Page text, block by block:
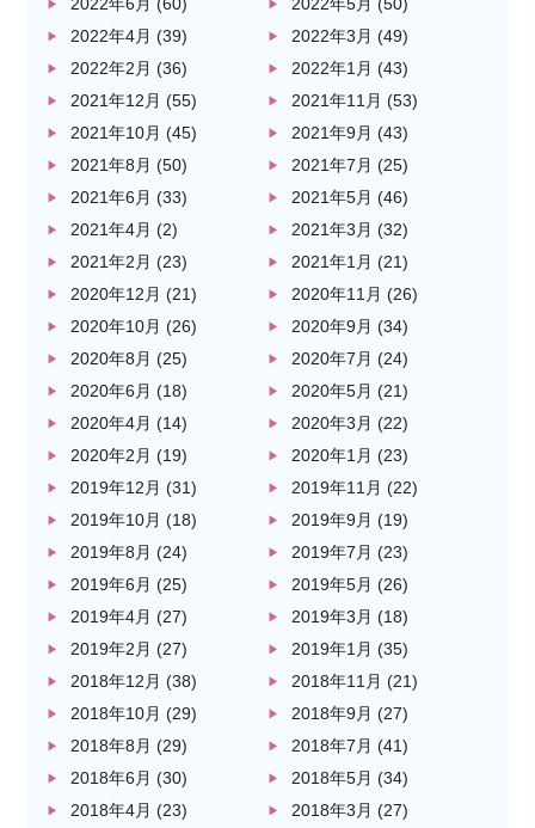
2022年4月 (39) 2022年3月 (49)
2022年2月 (36) 2022年1月 (43)
2021年12月 (55) 2021年11月 (53)
2021年10月 (45) 2021年9月 (43)
2021年8月 (50) 2021年7月 (25)
2021年6月 (33) 2021年5月 (46)
2021年4月 (2) 2021年3月 (32)
2021年2月 (23) 2021年1月 (21)
2020年12月 (21) 2020年11月 (26)
2020年10月 (26) 2020年9月 (34)
2020年8月 (25) 2020年7月 (24)
2020年6月 (18) 2020年5月 (21)
2020年4月 (14) 2020年3月 (22)
2020年2月 (19) 2020年1月 (23)
2019年12月 (31) 2019年11月 (22)
2019年10月 (18) 2019年9月 (19)
2019年8月 (24) 2019年7月 (23)
2019年6月 (25) 2019年5月 (26)
2019年4月 (27) 2019年3月 (18)
2019年2月 (27) 2019年1月 (35)
2018年12月 (38) 2018年11月 (21)
2018年10月 (29) 2018年9月 (27)
2018年8月 (29) 2018年7月 (41)
2018年6月 (30) 2018年5月 (34)
2018年4月 (23) 2018年3月 (27)